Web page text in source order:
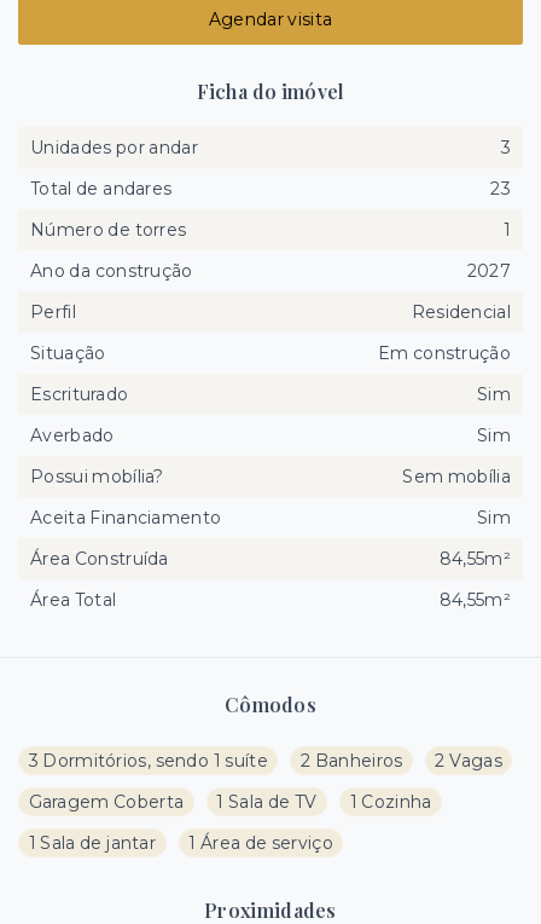
Cômodos
3 Dormitórios, sendo 1 suíte 2 Banheiros
2 Vagas
Garagem Coberta
1 Sala de TV
1 Cozinha
1 Sala de jantar
1 Área de serviço
Proximidades
Agendar visita
Ficha do imóvel
Unidades por andar
3
Total de andares
23
Número de torres
1
Ano da construção
2027
Perfil
Residencial
Situação
Em construção
Escriturado
Sim
Averbado
Sim
Possui mobília?
Sem mobília
Aceita Financiamento
Sim
Área Construída
84,55m²
Área Total
84,55m²